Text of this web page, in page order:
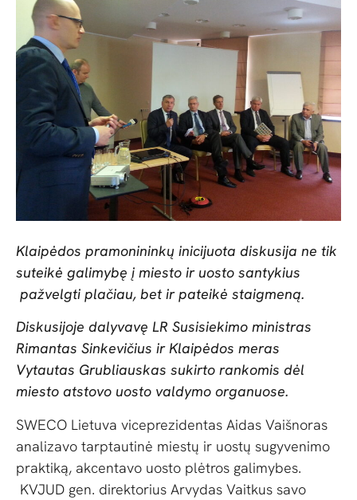
Klaipėdos pramonininkų inicijuota diskusija ne tik
suteikė galimybę į miesto ir uosto santykius
pažvelgti plačiau, bet ir pateikė staigmeną.
Diskusijoje dalyvavę LR Susisiekimo ministras
Rimantas Sinkevičius ir Klaipėdos meras
Vytautas Grubliauskas sukirto rankomis dėl
miesto atstovo uosto valdymo organuose.
SWECO Lietuva viceprezidentas Aidas Vaišnoras
analizavo tarptautinė miestų ir uostų sugyvenimo
praktiką, akcentavo uosto plėtros galimybes.
KVJUD gen. direktorius Arvydas Vaitkus savo